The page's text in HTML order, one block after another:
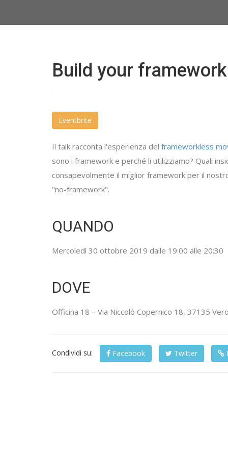
Build your
Eventbrite
Il talk racconta l'esperienza del frameworkless
sono i framework e perché li utilizziamo? Quali
consapevolmente il miglior framework per il
"no-framework".
QUANDO
Mercoledì 30 ottobre 2019 dalle 19:00 alle 20:30
DOVE
Officina 18 – Via Niccolò Copernico 18, 37135
Condividi
Condividi su: Facebook Twitter